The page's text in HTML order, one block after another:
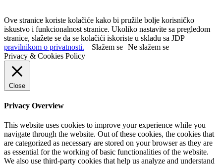
Ove stranice koriste kolačiće kako bi pružile bolje korisničko
iskustvo i funkcionalnost stranice. Ukoliko nastavite sa pregledom
stranice, slažete se da se kolačići iskoriste u skladu sa JDP
pravilnikom o privatnosti.
Slažem se Ne slažem se
Privacy & Cookies Policy
Close
Privacy Overview
This website uses cookies to improve your experience while you
navigate through the website. Out of these cookies, the cookies that
are categorized as necessary are stored on your browser as they are
as essential for the working of basic functionalities of the website.
We also use third-party cookies that help us analyze and understand